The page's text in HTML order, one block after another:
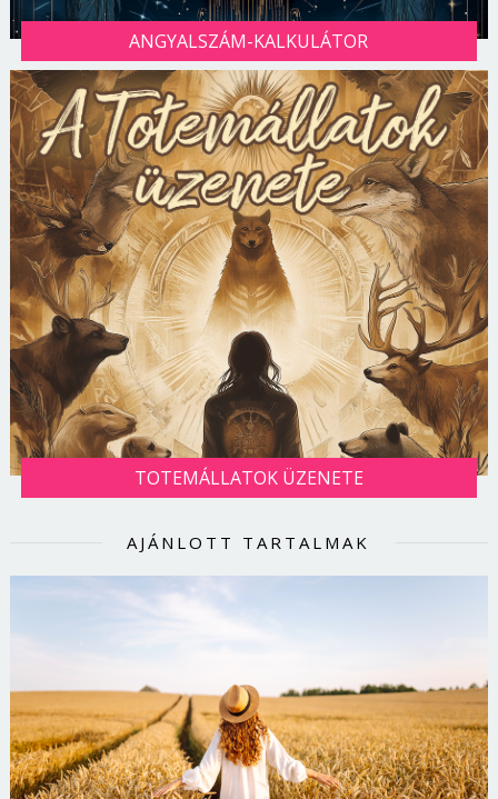
ANGYALSZÁM-KALKULÁTOR
TOTEMÁLLATOK ÜZENETE
AJÁNLOTT TARTALMAK